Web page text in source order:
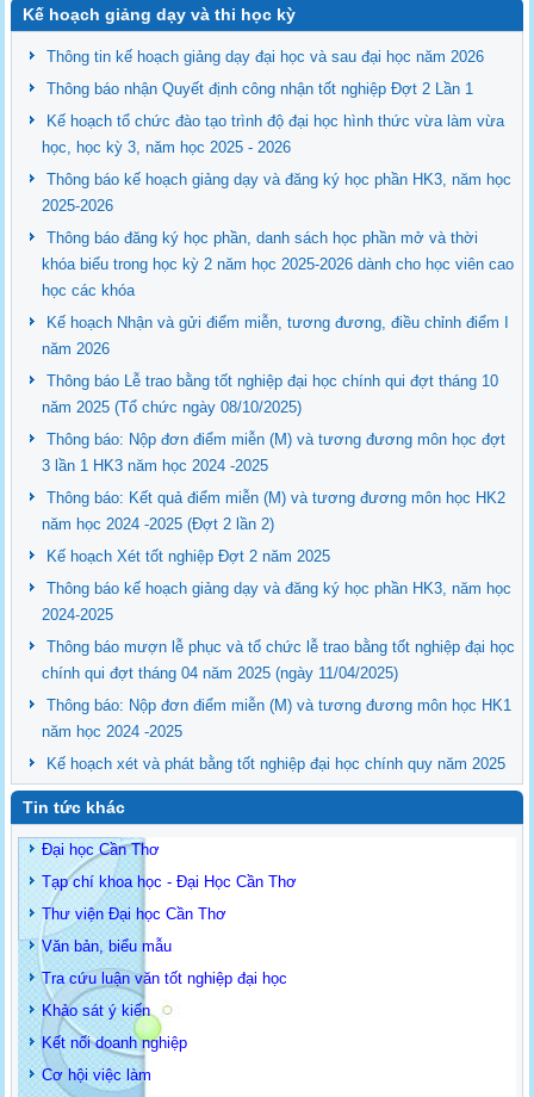
Kế hoạch giảng dạy và thi học kỳ
Thông tin kế hoạch giảng dạy đại học và sau đại học năm 2026
Thông báo nhận Quyết định công nhận tốt nghiệp Đợt 2 Lần 1
Kế hoạch tổ chức đào tạo trình độ đại học hình thức vừa làm vừa
học, học kỳ 3, năm học 2025 - 2026
Thông báo kế hoạch giảng dạy và đăng ký học phần HK3, năm học
2025-2026
Thông báo đăng ký học phần, danh sách học phần mở và thời
khóa biểu trong học kỳ 2 năm học 2025-2026 dành cho học viên cao
học các khóa
Kế hoạch Nhận và gửi điểm miễn, tương đương, điều chỉnh điểm I
năm 2026
Thông báo Lễ trao bằng tốt nghiệp đại học chính qui đợt tháng 10
năm 2025 (Tổ chức ngày 08/10/2025)
Thông báo: Nộp đơn điểm miễn (M) và tương đương môn học đợt
3 lần 1 HK3 năm học 2024 -2025
Thông báo: Kết quả điểm miễn (M) và tương đương môn học HK2
năm học 2024 -2025 (Đợt 2 lần 2)
Kế hoạch Xét tốt nghiệp Đợt 2 năm 2025
Thông báo kế hoạch giảng dạy và đăng ký học phần HK3, năm học
2024-2025
Thông báo mượn lễ phục và tổ chức lễ trao bằng tốt nghiệp đại học
chính qui đợt tháng 04 năm 2025 (ngày 11/04/2025)
Thông báo: Nộp đơn điểm miễn (M) và tương đương môn học HK1
năm học 2024 -2025
Kế hoạch xét và phát bằng tốt nghiệp đại học chính quy năm 2025
Tin tức khác
Đại học Cần Thơ
Tạp chí khoa học - Đại Học Cần Thơ
Thư viện Đại học Cần Thơ
Văn bản, biểu mẫu
Tra cứu luận văn tốt nghiệp đại học
Khảo sát ý kiến
Kết nối doanh nghiệp
Cơ hội việc làm